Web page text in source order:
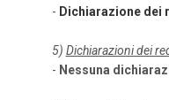
- Dichiarazione dei
5) Dichiarazioni dei
- Nessuna